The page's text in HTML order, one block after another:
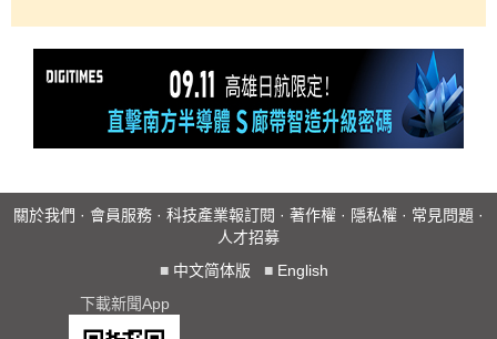
關於我們 · 會員服務 · 科技產業報訂閱 · 著作權 · 隱私權 · 常見問題 ·
人才招募
■ 中文简体版 ■ English
下載新聞App